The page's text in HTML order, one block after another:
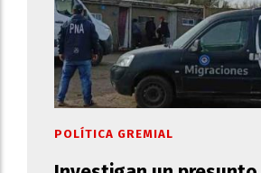
POLÍTICA GREMIAL